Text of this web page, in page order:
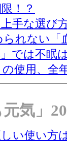
！？
上手な選び
れない「
」では不眠
の使用、全
気」
しい使い方